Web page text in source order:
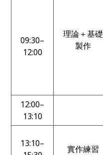
09:30–
12:00
理論＋基礎
製作
12:00–
13:10
13:10–
實作練習